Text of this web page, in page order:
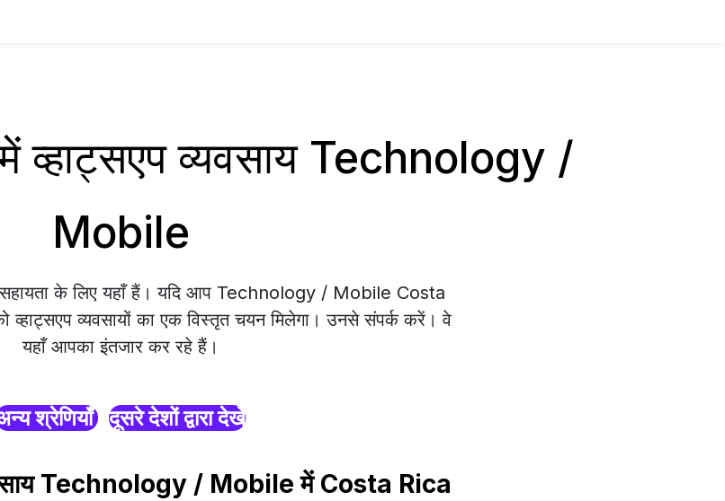
व्हाट्सएप व्यवसाय Technology /
Mobile
सहायता के लिए यहाँ हैं। यदि आप Technology / Mobile Costa
व्हाट्सएप व्यवसायों का एक विस्तृत चयन मिलेगा। उनसे संपर्क करें। वे
यहाँ आपका इंतजार कर रहे हैं।
श्रेणियाँ दूसरे देशों द्वारा देखें
Technology / Mobile में Costa Rica